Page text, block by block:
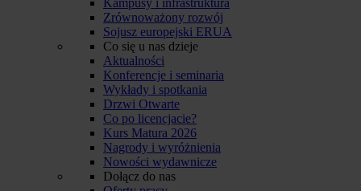
Zrównoważony rozwój
Sojusz europejski ERUA
Co się u nas dzieje
Aktualności
Konferencje i seminaria
Wykłady i spotkania
Drzwi Otwarte
Co po licencjacie?
Kurs Matura 2026
Nagrody i wyróżnienia
Nowości wydawnicze
Dołącz do nas